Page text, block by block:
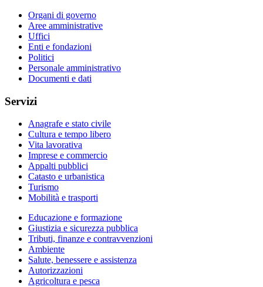
Organi di governo
Aree amministrative
Uffici
Enti e fondazioni
Politici
Personale amministrativo
Documenti e dati
Servizi
Anagrafe e stato civile
Cultura e tempo libero
Vita lavorativa
Imprese e commercio
Appalti pubblici
Catasto e urbanistica
Turismo
Mobilità e trasporti
Educazione e formazione
Giustizia e sicurezza pubblica
Tributi, finanze e contravvenzioni
Ambiente
Salute, benessere e assistenza
Autorizzazioni
Agricoltura e pesca